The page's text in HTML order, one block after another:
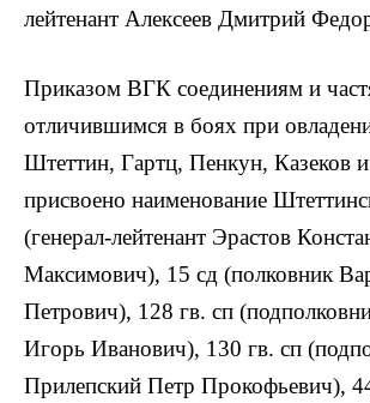
лейтенант Алексеев Дмитрий
Приказом ВГК соединениям и
отличившимся в боях при
Штеттин, Гартц, Пенкун, Казеков
присвоено наименование
(генерал-лейтенант Эрастов
Максимович), 15 сд (полковник
Петрович), 128 гв. сп
Игорь Иванович), 130 гв. сп
Прилепский Петр Прокофьевич),